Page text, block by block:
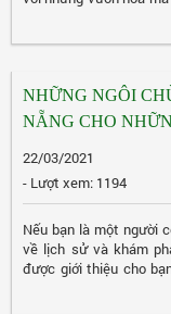
NHỮNG NGÔI
NẴNG CHO
22/03/2021
- Lượt xem: 1194
Nếu bạn là một người
về lịch sử và khám
được giới thiệu cho